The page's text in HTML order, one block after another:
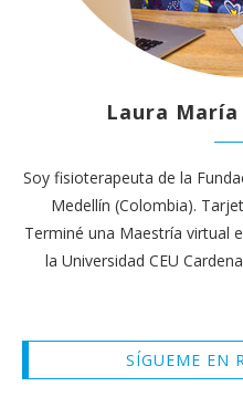
Laura
Soy fisioterapeuta de la
Medellín (Colombia).
Terminé una Maestría virtual
la Universidad CEU
SÍGUEME EN